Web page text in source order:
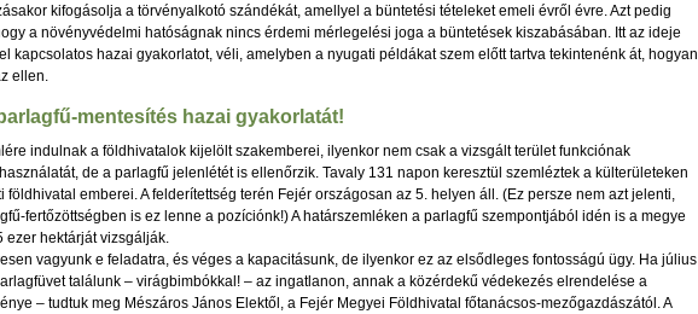
kifogásolja a törvényalkotó szándékát, amellyel a büntetési tételeket emeli évről évre. Azt pedig
a növényvédelmi hatóságnak nincs érdemi mérlegelési joga a büntetések kiszabásában. Itt az ideje
kapcsolatos hazai gyakorlatot, véli, amelyben a nyugati példákat szem előtt tartva tekintenénk át, hogyan
ellen.
mentesítés hazai gyakorlatát!
indulnak a földhivatalok kijelölt szakemberei, ilyenkor nem csak a vizsgált terület funkciónak
de a parlagfű jelenlétét is ellenőrzik. Tavaly 131 napon keresztül szemléztek a külterületeken
földhivatal emberei. A felderítettség terén Fejér országosan az 5. helyen áll. (Ez persze nem azt jelenti,
fertőzöttségben is ez lenne a pozíciónk!) A határszemléken a parlagfű szempontjából idén is a megye
ezer hektárját vizsgálják.
vagyunk e feladatra, és véges a kapacitásunk, de ilyenkor ez az elsődleges fontosságú ügy. Ha július
találunk – virágbimbókkal! – az ingatlanon, annak a közérdekű védekezés elrendelése a
– tudtuk meg Mészáros János Elektől, a Fejér Megyei Földhivatal főtanácsos-mezőgazdászától. A